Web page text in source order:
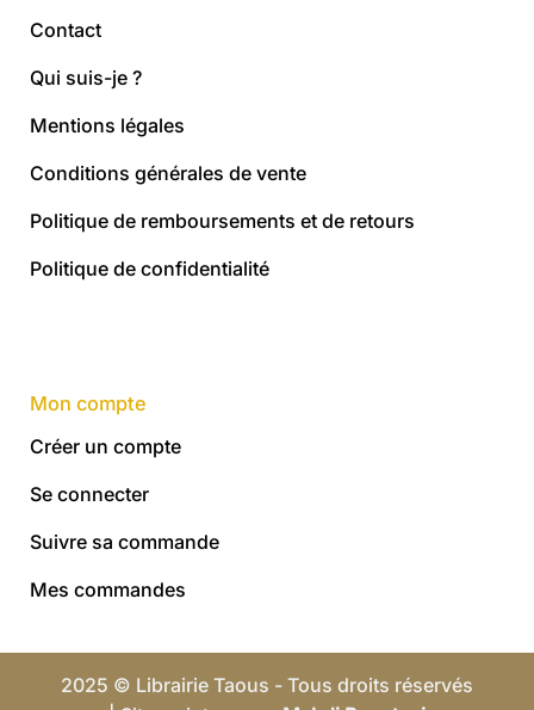
Contact
Qui suis-je ?
Mentions légales
Conditions générales de vente
Politique de remboursements et de retours
Politique de confidentialité
Mon compte
Créer un compte
Se connecter
Suivre sa commande
Mes commandes
2025 © Librairie Taous - Tous droits réservés